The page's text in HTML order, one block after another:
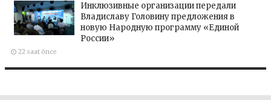
Инклюзивные организации передали
Владиславу Головину предложения в
новую Народную программу «Единой
России»
22 saat önce